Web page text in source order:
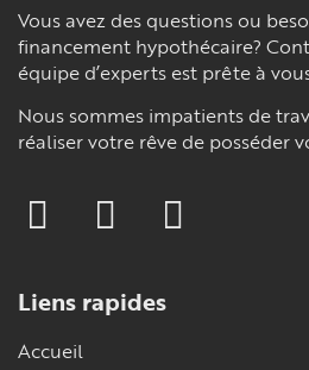
Vous avez des questions ou
financement hypothécaire?
équipe d’experts est prête à
Nous sommes impatients de
réaliser votre rêve de posséder
Liens rapides
Accueil